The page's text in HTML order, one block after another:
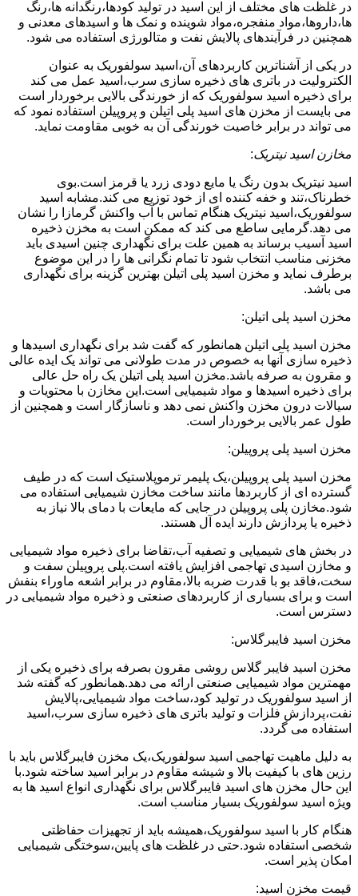
در غلظت های مختلف از این اسید در تولید کودها،رنگدانه ها،رنگ
ها،داروها،مواد منفجره،مواد شوینده و نمک ها و اسیدهای معدنی و
همچنین در فرآیندهای پالایش نفت و متالورژی استفاده می شود.
در یکی از آشناترین کاربردهای آن،اسید سولفوریک به عنوان
الکترولیت در باتری های ذخیره سازی سرب،اسید عمل می کند
برای ذخیره اسید سولفوریک که از خورندگی بالایی برخوردار است
می بایست از مخزن های اسید پلی اتیلن و پروپیلن استفاده نمود که
می تواند در برابر خاصیت خورندگی آن به خوبی مقاومت نماید.
مخازن اسید نیتریک:
اسید نیتریک بدون رنگ یا مایع دودی زرد یا قرمز است.بوی
خطرناک،تند و خفه کننده ای از خود توزیع می کند.مشابه اسید
سولفوریک،اسید نیتریک هنگام تماس با آب واکنش گرمازا را نشان
می دهد.گرمایی ساطع می کند که ممکن است به مخزن ذخیره
اسید آسیب برساند به همین علت برای نگهداری چنین اسیدی باید
مخزنی مناسب انتخاب شود تا تمام نگرانی ها را در این موضوع
برطرف نماید و مخزن اسید پلی اتیلن بهترین گزینه برای نگهداری
می باشد.
مخزن اسید پلی اتیلن:
مخزن اسید پلی اتیلن همانطور که گفت شد برای نگهداری اسیدها و
ذخیره سازی آنها به خصوص در مدت طولانی می تواند یک ایده عالی
و مقرون به صرفه باشد.مخزن اسید پلی اتیلن یک راه حل عالی
برای ذخیره اسیدها و مواد شیمیایی است.این مخازن با محتویات و
سیالات درون مخزن واکنش نمی دهد و ناسازگار است و همچنین از
طول عمر بالایی برخوردار است.
مخزن اسید پلی پروپیلن:
مخزن اسید پلی پروپیلن،یک پلیمر ترموپلاستیک است که در طیف
گسترده ای از کاربردها مانند ساخت مخازن شیمیایی استفاده می
شود.مخازن پلی پروپیلن در جایی که مایعات با دمای بالا نیاز به
ذخیره یا پردازش دارند ایده آل هستند.
در بخش های شیمیایی و تصفیه آب،تقاضا برای ذخیره مواد شیمیایی
و مخازن اسیدی تهاجمی افزایش یافته است.پلی پروپیلن سفت و
سخت،فاقد بو با قدرت ضربه بالا،مقاوم در برابر اشعه ماوراء بنفش
است و برای بسیاری از کاربردهای صنعتی و ذخیره مواد شیمیایی در
دسترس است.
مخزن اسید فایبرگلاس:
مخزن اسید فایبر گلاس روشی مقرون بصرفه برای ذخیره یکی از
مهمترین مواد شیمیایی صنعتی ارائه می دهد.همانطور که گفته شد
از اسید سولفوریک در تولید کود،ساخت مواد شیمیایی،پالایش
نفت،پردازش فلزات و تولید باتری های ذخیره سازی سرب،اسید
استفاده می گردد.
به دلیل ماهیت تهاجمی اسید سولفوریک،یک مخزن فایبرگلاس باید با
رزین های با کیفیت بالا و شیشه مقاوم در برابر اسید ساخته شود.با
این حال مخزن های اسید فایبرگلاس برای نگهداری انواع اسید ها به
ویژه اسید سولفوریک بسیار مناسب است.
هنگام کار با اسید سولفوریک،همیشه باید از تجهیزات حفاظتی
شخصی استفاده شود.حتی در غلظت های پایین،سوختگی شیمیایی
امکان پذیر است.
قیمت مخزن اسید: